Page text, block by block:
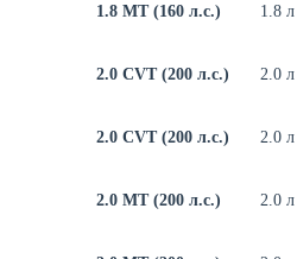
1.8 MT (160 л.с.) 1.8 л
2.0 CVT (200 л.с.) 2.0 л
2.0 CVT (200 л.с.) 2.0 л
2.0 MT (200 л.с.) 2.0 л